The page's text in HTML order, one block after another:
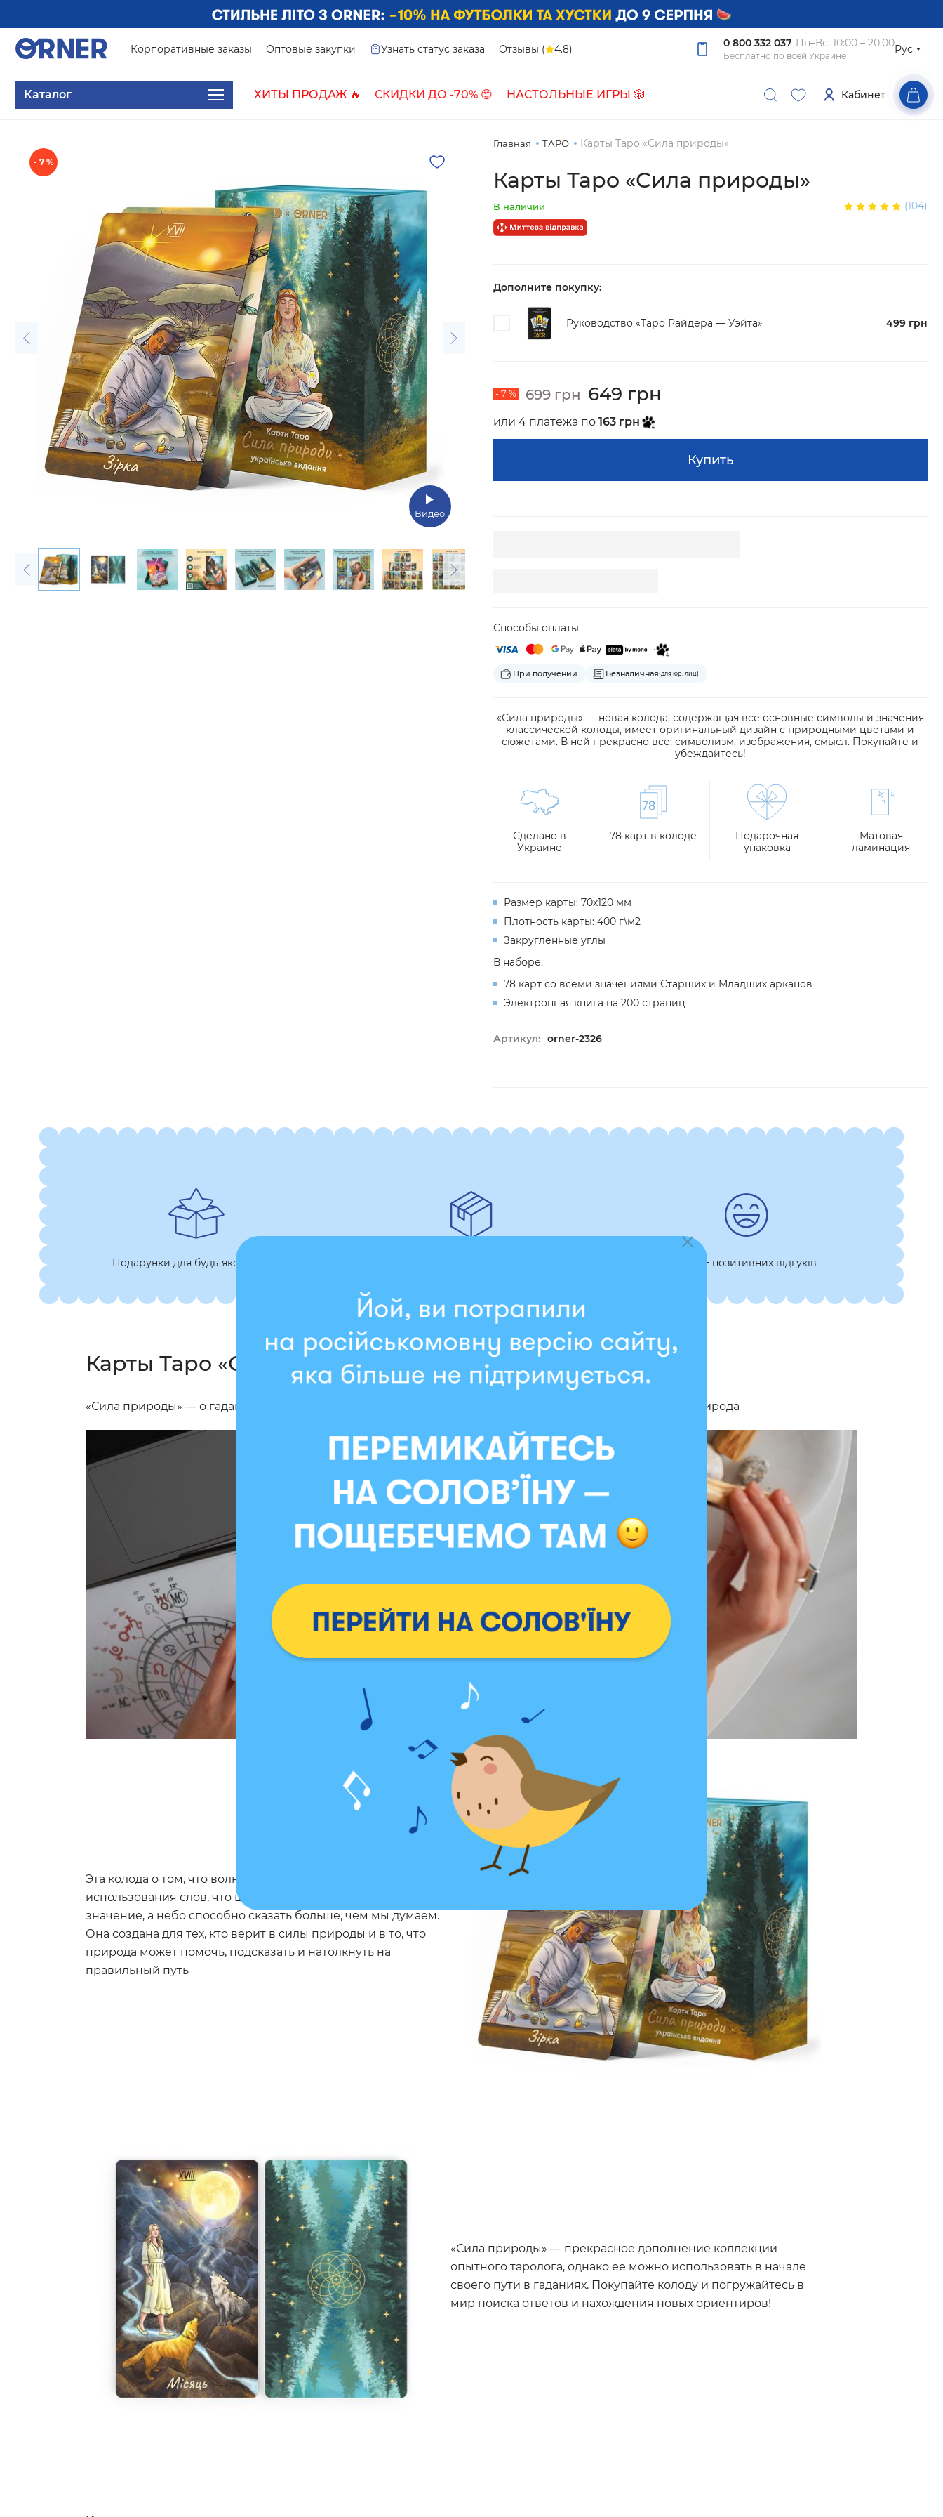
Корпоративные заказы Оптовые закупки Узнать статус заказа Отзывы ( 4.8) 0 800 332 037 Пн–Вс, 10:00 – 20:00
Бесплатно по всей Украине
Рус
Каталог ХИТЫ ПРОДАЖ 🔥 СКИДКИ ДО -70% 😍 НАСТОЛЬНЫЕ ИГРЫ 🎲 Кабинет
- 7 %
Видео
Главная ТАРО Карты Таро «Сила природы»
Карты Таро «Сила природы»
В наличии (104)
Дополните покупку:
Руководство «Таро Райдера — Уэйта» 499 грн
- 7 % 699 грн 649 грн
или 4 платежа по 163 грн
Купить
Способы оплаты
При получении Безналичная(для юр. лиц)
«Сила природы» — новая колода, содержащая все основные символы и значения
классической колоды, имеет оригинальный дизайн с природными цветами и
сюжетами. В ней прекрасно все: символизм, изображения, смысл. Покупайте и
убеждайтесь!
Сделано в
Украине
78 карт в колоде
Подарочная
упаковка
Матовая
ламинация
Размер карты: 70х120 мм
Плотность карты: 400 г\м2
Закругленные углы
В наборе:
78 карт со всеми значениями Старших и Младших арканов
Электронная книга на 200 страниц
Артикул: orner-2326
Подарунки для будь-якої нагоди 7 000+ позитивних відгуків
Карты Таро «Сила природы»
«Сила природы» — о гаданиях с особым чувством причастности к магии, на которую способна только природа
Эта колода о том, что волны способны говорить без
использования слов, что шум лесов и звуки животных имеют
значение, а небо способно сказать больше, чем мы думаем.
Она создана для тех, кто верит в силы природы и в то, что
природа может помочь, подсказать и натолкнуть на
правильный путь
«Сила природы» — прекрасное дополнение коллекции
опытного таролога, однако ее можно использовать в начале
своего пути в гаданиях. Покупайте колоду и погружайтесь в
мир поиска ответов и нахождения новых ориентиров!